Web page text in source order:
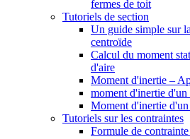
fermes de toit
Tutoriels de section
Un guide simple sur
centroïde
Calcul du moment
d'aire
Moment d'inertie –
moment d'inertie d'un
Moment d'inertie
Tutoriels sur les contraintes
Formule de